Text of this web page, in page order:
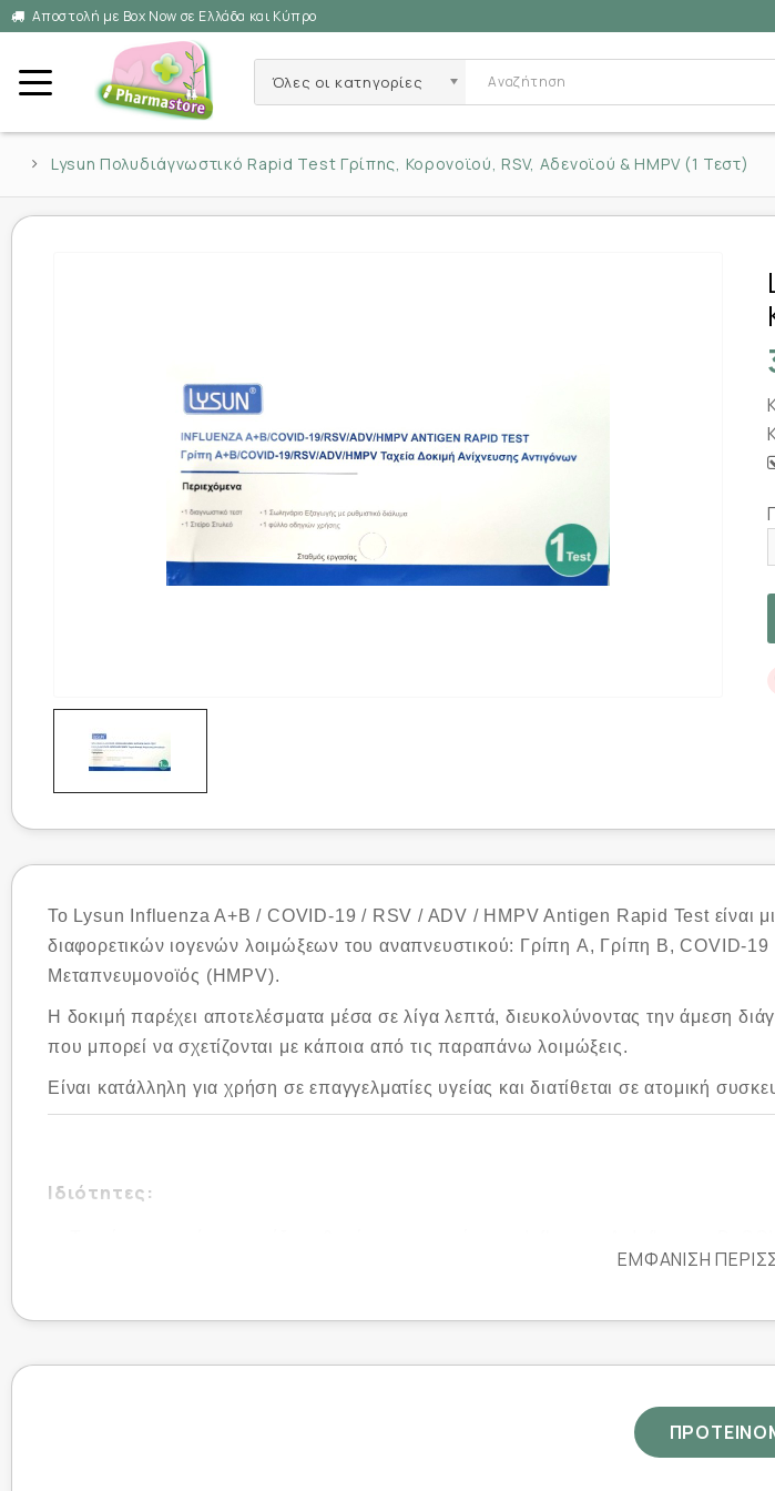
Αποστολή με Box Now σε Ελλάδα και Κύπρο
Όλες οι κατηγορίες
Lysun Πολυδιάγνωστικό Rapid Test Γρίπης, Κορονοϊού, RSV, Αδενοϊού & HMPV (1 Τεστ)
Το Lysun Influenza A+B / COVID-19 / RSV / ADV / HMPV Antigen Rapid Test είναι
διαφορετικών ιογενών λοιμώξεων του αναπνευστικού: Γρίπη A, Γρίπη B, COVID-
Μεταπνευμονοϊός (HMPV).
Η δοκιμή παρέχει αποτελέσματα μέσα σε λίγα λεπτά, διευκολύνοντας την άμεση
που μπορεί να σχετίζονται με κάποια από τις παραπάνω λοιμώξεις.
Είναι κατάλληλη για χρήση σε επαγγελματίες υγείας και διατίθεται σε ατομική
Ιδιότητες:
Απλή διαδικασία με ρινικό στυλεό
Περιλαμβάνει όλα τα απαραίτητα για τη δοκιμή σε μία συσκευασία
ΕΜΦΆΝΙΣΗ